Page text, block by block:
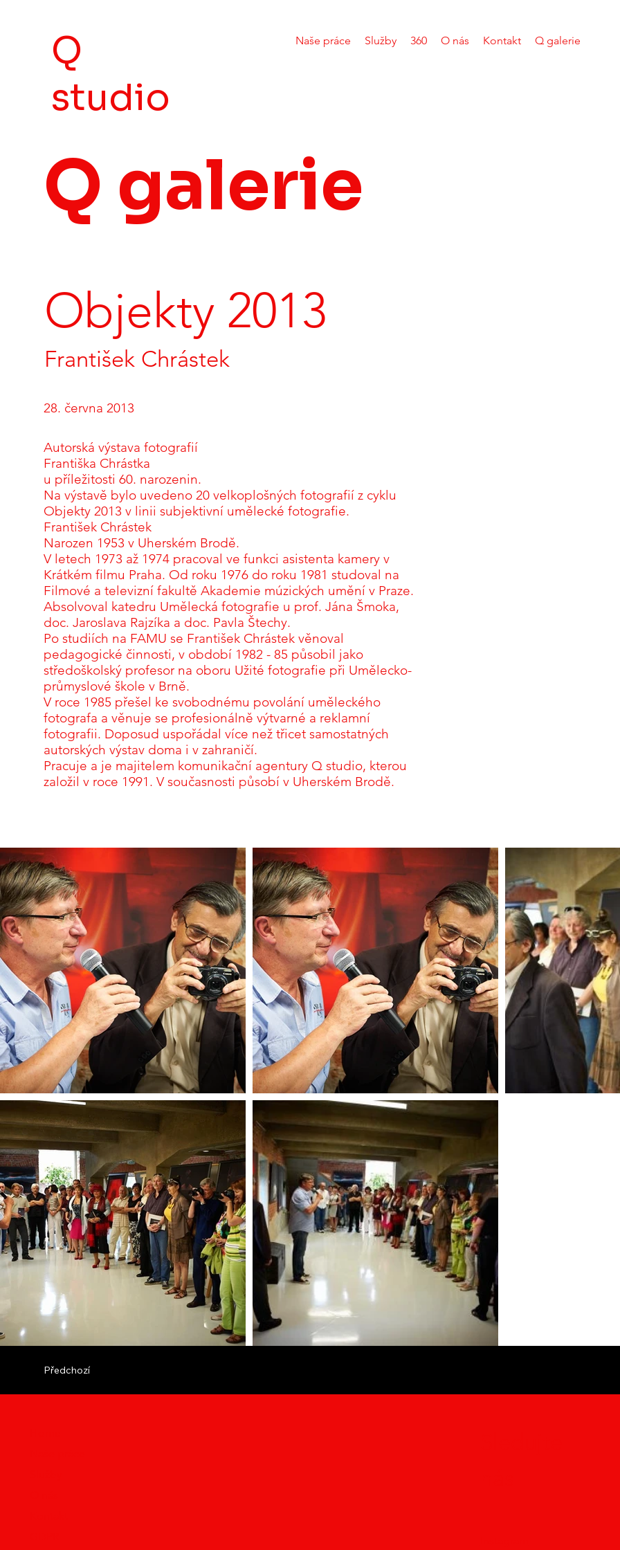
Q
studio
Naše práce Služby 360 O nás Kontakt Q galerie
Q galerie
Objekty 2013
František Chrástek
28. června 2013
Autorská výstava fotografií
Františka Chrástka
u příležitosti 60. narozenin.
Na výstavě bylo uvedeno 20 velkoplošných fotografií z cyklu
Objekty 2013 v linii subjektivní umělecké fotografie.
František Chrástek
Narozen 1953 v Uherském Brodě.
V letech 1973 až 1974 pracoval ve funkci asistenta kamery v
Krátkém filmu Praha. Od roku 1976 do roku 1981 studoval na
Filmové a televizní fakultě Akademie múzických umění v Praze.
Absolvoval katedru Umělecká fotografie u prof. Jána Šmoka,
doc. Jaroslava Rajzíka a doc. Pavla Štechy.
Po studiích na FAMU se František Chrástek věnoval
pedagogické činnosti, v období 1982 - 85 působil jako
středoškolský profesor na oboru Užité fotografie při Umělecko-
průmyslové škole v Brně.
V roce 1985 přešel ke svobodnému povolání uměleckého
fotografa a věnuje se profesionálně výtvarné a reklamní
fotografii. Doposud uspořádal více než třicet samostatných
autorských výstav doma i v zahraničí.
Pracuje a je majitelem komunikační agentury Q studio, kterou
založil v roce 1991. V současnosti působí v Uherském Brodě.
Předchozí